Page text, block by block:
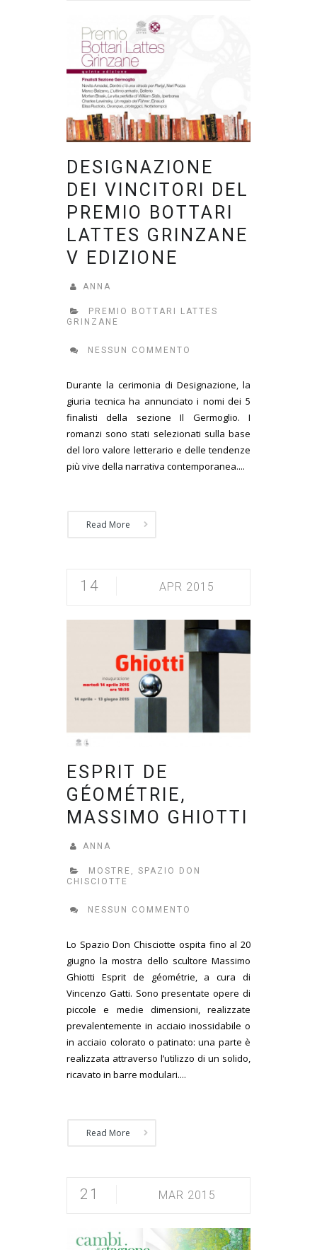
DESIGNAZIONE
DEI VINCITORI DEL
PREMIO BOTTARI
LATTES GRINZANE
V EDIZIONE
ANNA
PREMIO BOTTARI LATTES
GRINZANE
NESSUN COMMENTO
Durante la cerimonia di Designazione, la
giuria tecnica ha annunciato i nomi dei 5
finalisti della sezione Il Germoglio. I
romanzi sono stati selezionati sulla base
del loro valore letterario e delle tendenze
più vive della narrativa contemporanea....
Read More
14 APR 2015
ESPRIT DE
GÉOMÉTRIE,
MASSIMO GHIOTTI
ANNA
MOSTRE , SPAZIO DON
CHISCIOTTE
NESSUN COMMENTO
Lo Spazio Don Chisciotte ospita fino al 20
giugno la mostra dello scultore Massimo
Ghiotti Esprit de géométrie, a cura di
Vincenzo Gatti. Sono presentate opere di
piccole e medie dimensioni, realizzate
prevalentemente in acciaio inossidabile o
in acciaio colorato o patinato: una parte è
realizzata attraverso l’utilizzo di un solido,
ricavato in barre modulari....
Read More
21 MAR 2015